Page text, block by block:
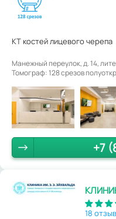
КТ костей лицевого черепа
Манежный переулок, д. 14,
Томограф: 128 срезов
+7
18